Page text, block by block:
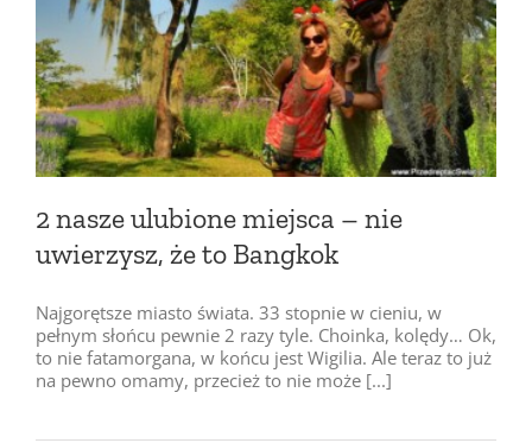
2 nasze ulubione miejsca – nie
uwierzysz, że to Bangkok
Najgorętsze miasto świata. 33 stopnie w cieniu, w
pełnym słońcu pewnie 2 razy tyle. Choinka, kolędy… Ok,
to nie fatamorgana, w końcu jest Wigilia. Ale teraz to już
na pewno omamy, przecież to nie może [...]